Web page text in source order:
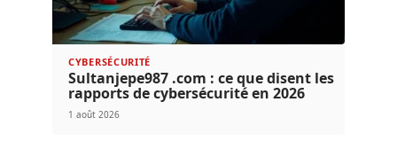
CYBERSÉCURITÉ
Sultanjepe987 .com : ce que disent les
rapports de cybersécurité en 2026
1 août 2026